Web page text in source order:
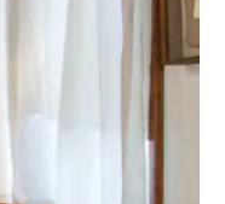
認することができます。